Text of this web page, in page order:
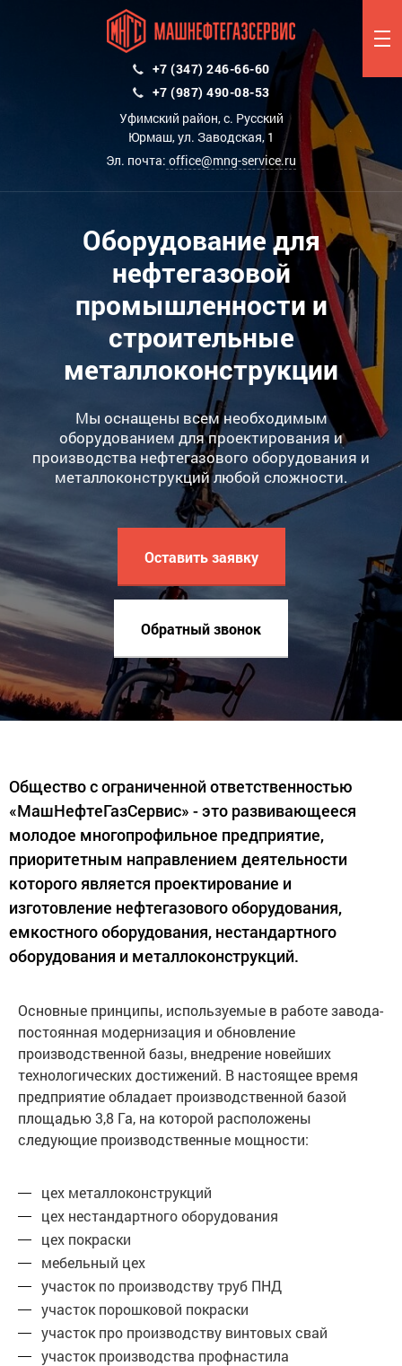
+7 (347) 246-66-60
+7 (987) 490-08-53
Уфимский район, с. Русский
Юрмаш, ул. Заводская, 1
Эл. почта: office@mng-service.ru
Оборудование для
нефтегазовой
промышленности и
строительные
металлоконструкции
Мы оснащены всем необходимым
оборудованием для проектирования и
производства нефтегазового оборудования и
металлоконструкций любой сложности.
Оставить заявку
Обратный звонок
Общество с ограниченной ответственностью
«МашНефтеГазСервис» - это развивающееся
молодое многопрофильное предприятие,
приоритетным направлением деятельности
которого является проектирование и
изготовление нефтегазового оборудования,
емкостного оборудования, нестандартного
оборудования и металлоконструкций.
Основные принципы, используемые в работе завода-
постоянная модернизация и обновление
производственной базы, внедрение новейших
технологических достижений. В настоящее время
предприятие обладает производственной базой
площадью 3,8 Га, на которой расположены
следующие производственные мощности:
цех металлоконструкций
цех нестандартного оборудования
цех покраски
мебельный цех
участок по производству труб ПНД
участок порошковой покраски
участок про производству винтовых свай
участок производства профнастила